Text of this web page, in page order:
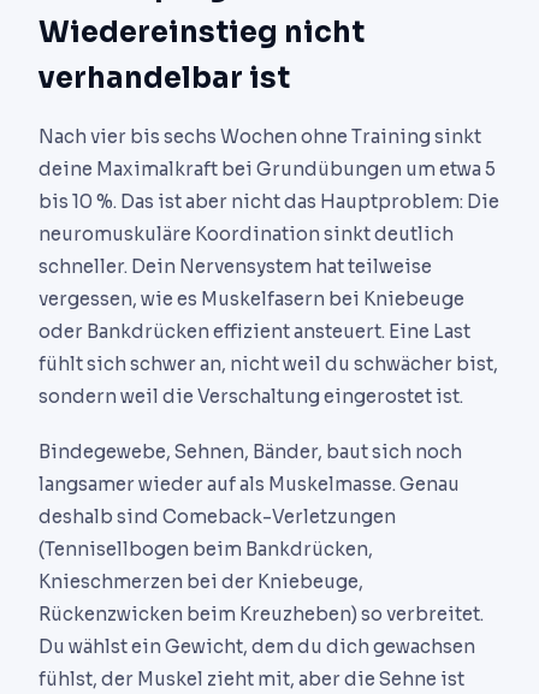
Wiedereinstieg nicht
verhandelbar ist
Nach vier bis sechs Wochen ohne Training sinkt
deine Maximalkraft bei Grundübungen um etwa 5
bis 10 %. Das ist aber nicht das Hauptproblem: Die
neuromuskuläre Koordination sinkt deutlich
schneller. Dein Nervensystem hat teilweise
vergessen, wie es Muskelfasern bei Kniebeuge
oder Bankdrücken effizient ansteuert. Eine Last
fühlt sich schwer an, nicht weil du schwächer bist,
sondern weil die Verschaltung eingerostet ist.
Bindegewebe, Sehnen, Bänder, baut sich noch
langsamer wieder auf als Muskelmasse. Genau
deshalb sind Comeback-Verletzungen
(Tennisellbogen beim Bankdrücken,
Knieschmerzen bei der Kniebeuge,
Rückenzwicken beim Kreuzheben) so verbreitet.
Du wählst ein Gewicht, dem du dich gewachsen
fühlst, der Muskel zieht mit, aber die Sehne ist